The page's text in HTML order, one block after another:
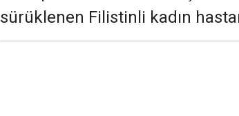
sürüklenen Filistinli kadın